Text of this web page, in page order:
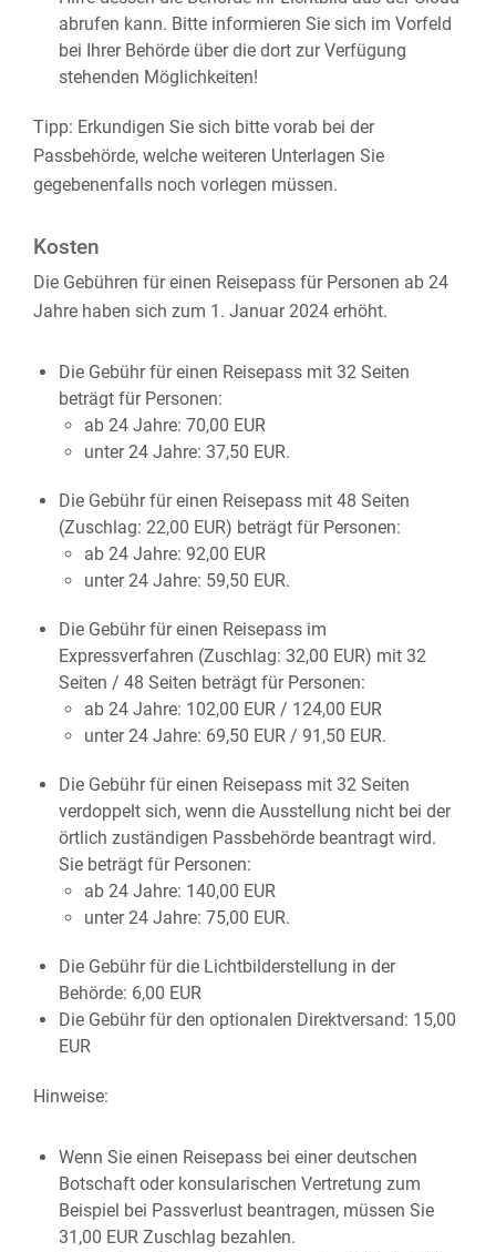
abrufen kann. Bitte informieren Sie sich im Vorfeld
bei Ihrer Behörde über die dort zur Verfügung
stehenden Möglichkeiten!
Tipp: Erkundigen Sie sich bitte vorab bei der
Passbehörde, welche weiteren Unterlagen Sie
gegebenenfalls noch vorlegen müssen.
Kosten
Die Gebühren für einen Reisepass für Personen ab 24
Jahre haben sich zum 1. Januar 2024 erhöht.
Die Gebühr für einen Reisepass mit 32 Seiten
beträgt für Personen:
ab 24 Jahre: 70,00 EUR
unter 24 Jahre: 37,50 EUR.
Die Gebühr für einen Reisepass mit 48 Seiten
(Zuschlag: 22,00 EUR) beträgt für Personen:
ab 24 Jahre: 92,00 EUR
unter 24 Jahre: 59,50 EUR.
Die Gebühr für einen Reisepass im
Expressverfahren (Zuschlag: 32,00 EUR) mit 32
Seiten / 48 Seiten beträgt für Personen:
ab 24 Jahre: 102,00 EUR / 124,00 EUR
unter 24 Jahre: 69,50 EUR / 91,50 EUR.
Die Gebühr für einen Reisepass mit 32 Seiten
verdoppelt sich, wenn die Ausstellung nicht bei der
örtlich zuständigen Passbehörde beantragt wird.
Sie beträgt für Personen:
ab 24 Jahre: 140,00 EUR
unter 24 Jahre: 75,00 EUR.
Die Gebühr für die Lichtbilderstellung in der
Behörde: 6,00 EUR
Die Gebühr für den optionalen Direktversand: 15,00
EUR
Hinweise:
Wenn Sie einen Reisepass bei einer deutschen
Botschaft oder konsularischen Vertretung zum
Beispiel bei Passverlust beantragen, müssen Sie
31,00 EUR Zuschlag bezahlen.